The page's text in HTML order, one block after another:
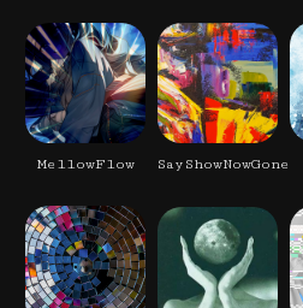
MellowFlow SayShowNowGone